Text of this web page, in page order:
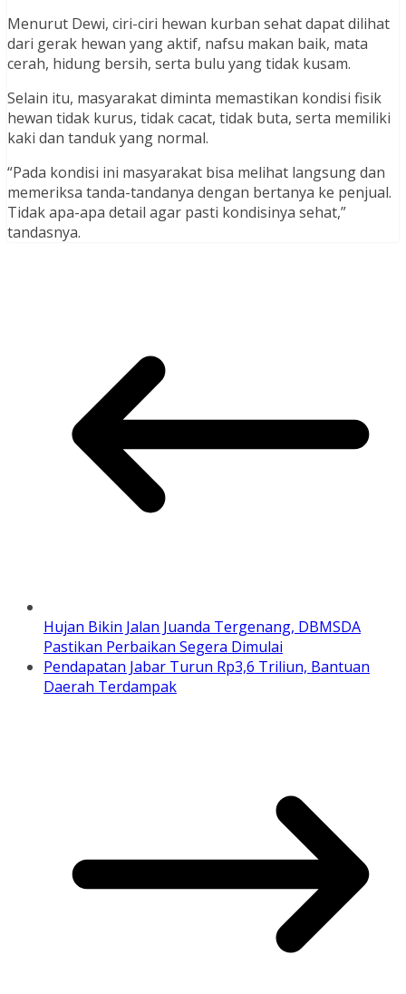
Menurut Dewi, ciri-ciri hewan kurban sehat dapat dilihat
dari gerak hewan yang aktif, nafsu makan baik, mata
cerah, hidung bersih, serta bulu yang tidak kusam.
Selain itu, masyarakat diminta memastikan kondisi fisik
hewan tidak kurus, tidak cacat, tidak buta, serta memiliki
kaki dan tanduk yang normal.
“Pada kondisi ini masyarakat bisa melihat langsung dan
memeriksa tanda-tandanya dengan bertanya ke penjual.
Tidak apa-apa detail agar pasti kondisinya sehat,”
tandasnya.
Hujan Bikin Jalan Juanda Tergenang, DBMSDA
Pastikan Perbaikan Segera Dimulai
Pendapatan Jabar Turun Rp3,6 Triliun, Bantuan
Daerah Terdampak